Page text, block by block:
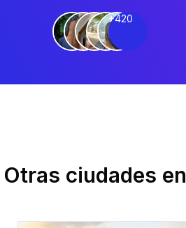
+420
Otras ciudades en